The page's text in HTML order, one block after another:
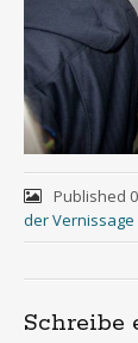
Published
der Vernissage
Schreibe